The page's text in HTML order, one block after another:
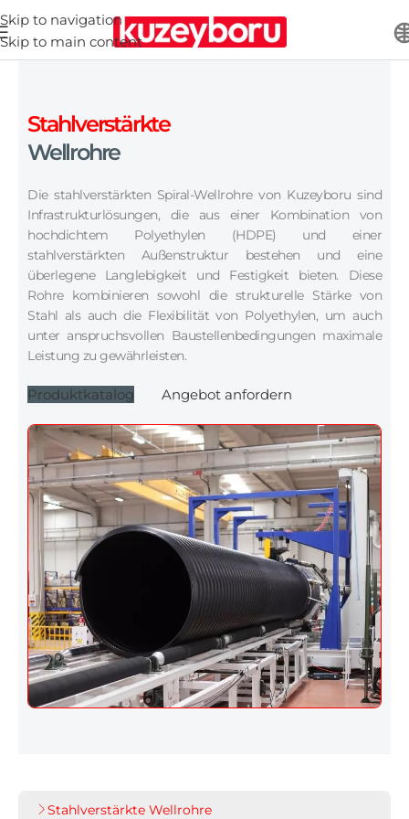
Skip to navigation
Skip to main content
Stahlverstärkte
Wellrohre
Die stahlverstärkten Spiral-Wellrohre von Kuzeyboru sind
Infrastrukturlösungen, die aus einer Kombination von
hochdichtem Polyethylen (HDPE) und einer
stahlverstärkten Außenstruktur bestehen und eine
überlegene Langlebigkeit und Festigkeit bieten. Diese
Rohre kombinieren sowohl die strukturelle Stärke von
Stahl als auch die Flexibilität von Polyethylen, um auch
unter anspruchsvollen Baustellenbedingungen maximale
Leistung zu gewährleisten.
Produktkatalog Angebot anfordern
Stahlverstärkte Wellrohre